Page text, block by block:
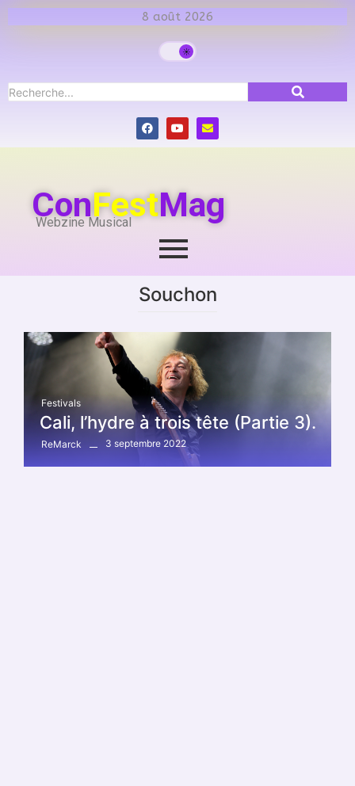
8 août 2026
ConFestMag
Webzine Musical
Souchon
Festivals
Cali, l’hydre à trois tête (Partie 3).
ReMarck 3 septembre 2022